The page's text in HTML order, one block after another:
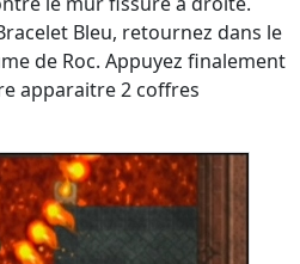
Bleu, retournez dans le
de Roc. Appuyez finalement
apparaitre 2 coffres